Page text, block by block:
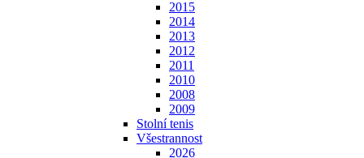
2015
2014
2013
2012
2011
2010
2008
2009
Stolní tenis
Všestrannost
2026